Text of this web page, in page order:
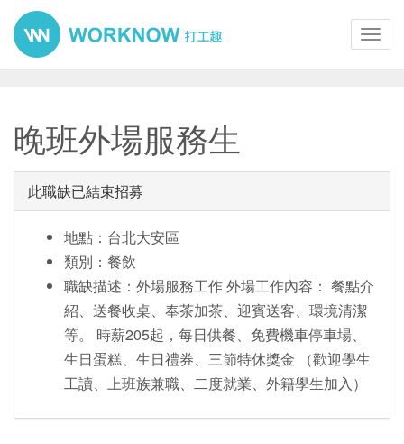
晚班外場服務生
此職缺已結束招募
地點：台北大安區
類別：餐飲
職缺描述：外場服務工作 外場工作內容： 餐點介
紹、送餐收桌、奉茶加茶、迎賓送客、環境清潔
等。 時薪205起，每日供餐、免費機車停車場、
生日蛋糕、生日禮券、三節特休獎金 （歡迎學生
工讀、上班族兼職、二度就業、外籍學生加入）